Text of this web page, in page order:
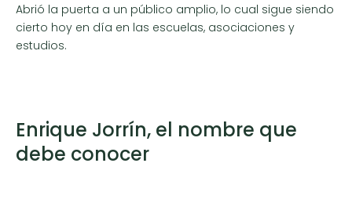
Abrió la puerta a un público amplio, lo cual sigue siendo
cierto hoy en día en las escuelas, asociaciones y
estudios.
Enrique Jorrín, el nombre que
debe conocer